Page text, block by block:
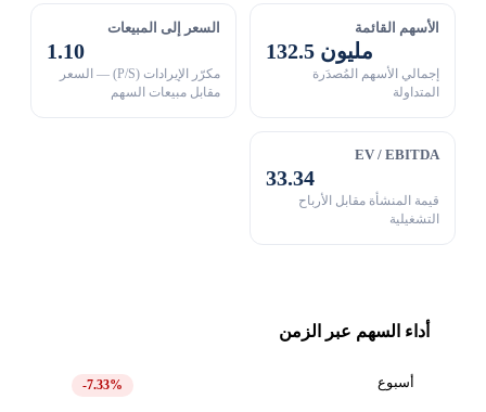
الأسهم القائمة
132.5 مليون
إجمالي الأسهم المُصدَرة
المتداولة
السعر إلى المبيعات
1.10
مكرّر الإيرادات (P/S) — السعر
مقابل مبيعات السهم
EV / EBITDA
33.34
قيمة المنشأة مقابل الأرباح
التشغيلية
أداء السهم عبر الزمن
أسبوع -7.33%